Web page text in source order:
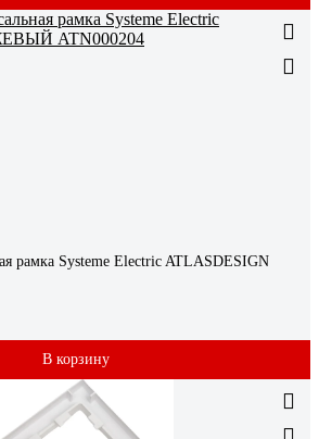
рамка Systeme Electric ATLASDESIGN
В корзину